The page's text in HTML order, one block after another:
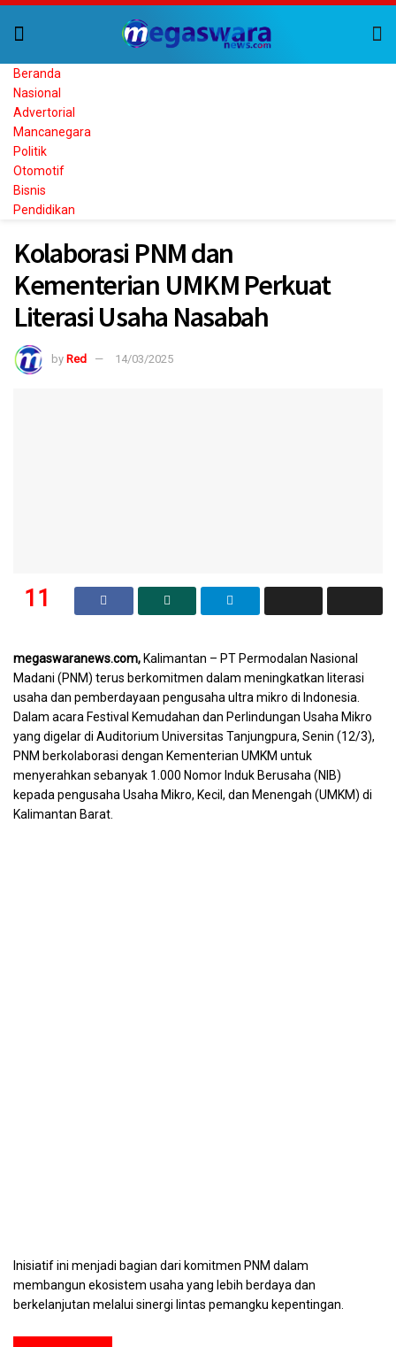
Beranda
Nasional
Advertorial
Mancanegara
Politik
Otomotif
Bisnis
Pendidikan
Kolaborasi PNM dan
Kementerian UMKM Perkuat
Literasi Usaha Nasabah
by Red 14/03/2025
11
megaswaranews.com, Kalimantan – PT Permodalan Nasional
Madani (PNM) terus berkomitmen dalam meningkatkan literasi
usaha dan pemberdayaan pengusaha ultra mikro di Indonesia.
Dalam acara Festival Kemudahan dan Perlindungan Usaha Mikro
yang digelar di Auditorium Universitas Tanjungpura, Senin (12/3),
PNM berkolaborasi dengan Kementerian UMKM untuk
menyerahkan sebanyak 1.000 Nomor Induk Berusaha (NIB)
kepada pengusaha Usaha Mikro, Kecil, dan Menengah (UMKM) di
Kalimantan Barat.
Inisiatif ini menjadi bagian dari komitmen PNM dalam
membangun ekosistem usaha yang lebih berdaya dan
berkelanjutan melalui sinergi lintas pemangku kepentingan.